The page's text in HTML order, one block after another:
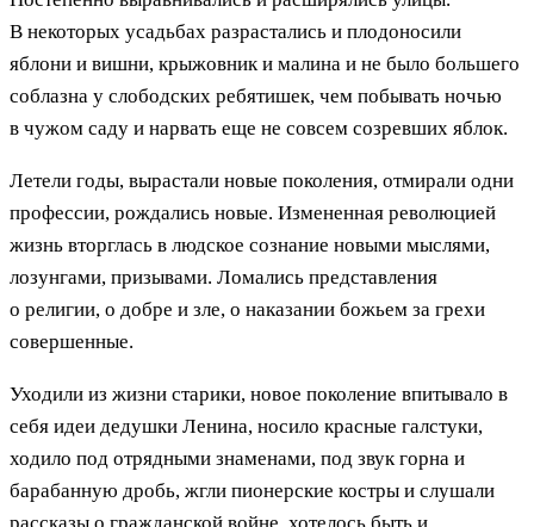
В некоторых усадьбах разрастались и плодоносили
яблони и вишни, крыжовник и малина и не было большего
соблазна у слободских ребятишек, чем побывать ночью
в чужом саду и нарвать еще не совсем созревших яблок.
Летели годы, вырастали новые поколения, отмирали одни
профессии, рождались новые. Измененная революцией
жизнь вторглась в людское сознание новыми мыслями,
лозунгами, призывами. Ломались представления
о религии, о добре и зле, о наказании божьем за грехи
совершенные.
Уходили из жизни старики, новое поколение впитывало в
себя идеи дедушки Ленина, носило красные галстуки,
ходило под отрядными знаменами, под звук горна и
барабанную дробь, жгли пионерские костры и слушали